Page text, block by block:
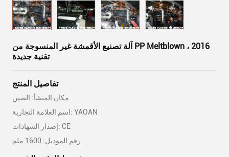
آلة تصنيع الأقمشة غير المنسوجة من PP Meltblown ، 2016
تقنية جديدة
تفاصيل المنتج
مكان المنشأ: الصين
اسم العلامة التجارية: YAOAN
إصدار الشهادات: CE
رقم الموديل: 1600 ملم